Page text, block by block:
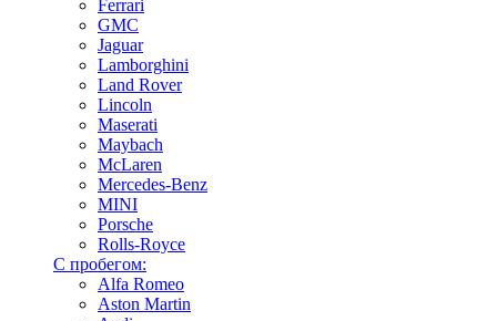
Ferrari
GMC
Jaguar
Lamborghini
Land Rover
Lincoln
Maserati
Maybach
McLaren
Mercedes-Benz
MINI
Porsche
Rolls-Royce
С пробегом:
Alfa Romeo
Aston Martin